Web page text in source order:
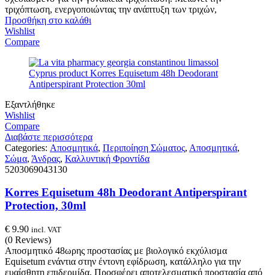
τριχόπτωση, ενεργοποιώντας την ανάπτυξη των τριχών,
Προσθήκη στο καλάθι
Wishlist
Compare
Εξαντλήθηκε
Wishlist
Compare
Διαβάστε περισσότερα
Categories: Αποσμητικά, Περιποίηση Σώματος, Αποσμητικά,
Σώμα, Άνδρας, Καλλυντική Φροντίδα
5203069043130
Korres Equisetum 48h Deodorant Antiperspirant
Protection, 30ml
€ 9.90 incl. VAT
(0 Reviews)
Αποσμητικό 48ωρης προστασίας με βιολογικό εκχύλισμα
Equisetum ενάντια στην έντονη εφίδρωση, κατάλληλο για την
ευαίσθητη επιδερμίδα. Προσφέρει αποτελεσματική προστασία από